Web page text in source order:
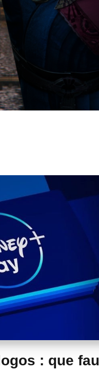
: que